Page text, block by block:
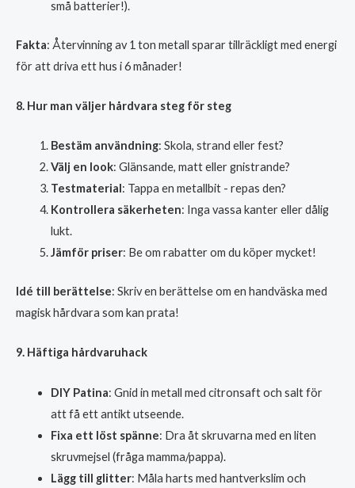
små batterier!).
Fakta: Återvinning av 1 ton metall sparar tillräckligt med energi
för att driva ett hus i 6 månader!
8. Hur man väljer hårdvara steg för steg
Bestäm användning: Skola, strand eller fest?
Välj en look: Glänsande, matt eller gnistrande?
Testmaterial: Tappa en metallbit - repas den?
Kontrollera säkerheten: Inga vassa kanter eller dålig
lukt.
Jämför priser: Be om rabatter om du köper mycket!
Idé till berättelse: Skriv en berättelse om en handväska med
magisk hårdvara som kan prata!
9. Häftiga hårdvaruhack
DIY Patina: Gnid in metall med citronsaft och salt för
att få ett antikt utseende.
Fixa ett löst spänne: Dra åt skruvarna med en liten
skruvmejsel (fråga mamma/pappa).
Lägg till glitter: Måla harts med hantverkslim och